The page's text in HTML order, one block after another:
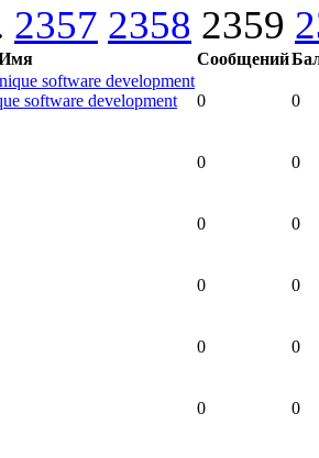
2357 2358 2359
Сообщений
software development
0 0
0 0
0 0
0 0
0 0
0 0